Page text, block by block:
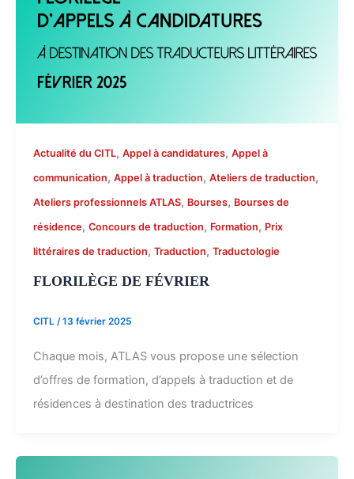
Actualité du CITL, Appel à candidatures, Appel à
communication, Appel à traduction, Ateliers de traduction,
Ateliers professionnels ATLAS, Bourses, Bourses de
résidence, Concours de traduction, Formation, Prix
littéraires de traduction, Traduction, Traductologie
FLORILÈGE DE FÉVRIER
CITL /13 février 2025
Chaque mois, ATLAS vous propose une sélection
d’offres de formation, d’appels à traduction et de
résidences à destination des traductrices